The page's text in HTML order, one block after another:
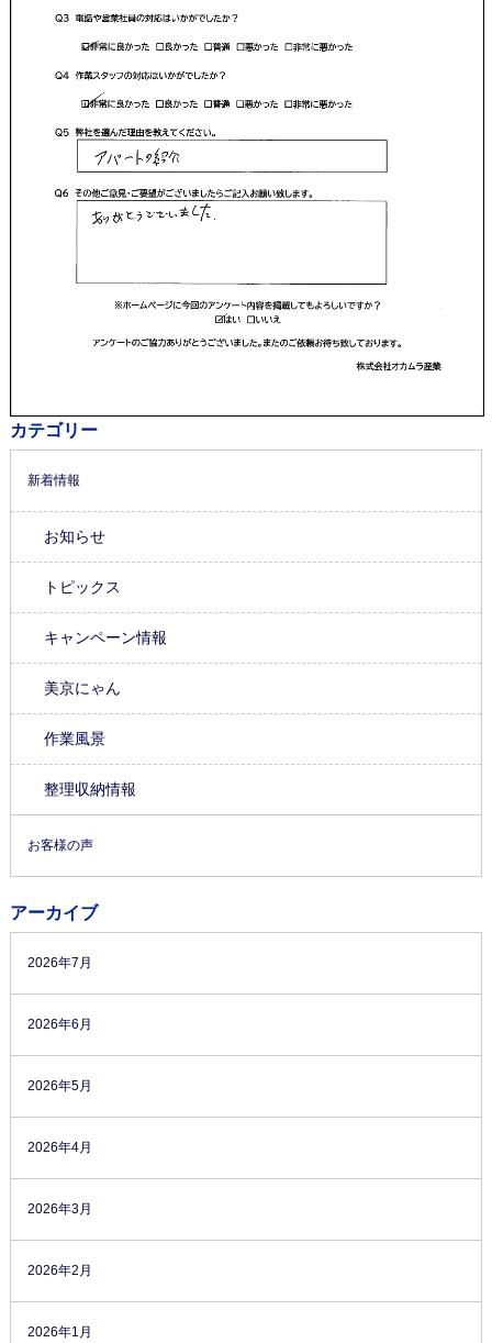
カテゴリー
新着情報
お知らせ
トピックス
キャンペーン情報
美京にゃん
作業風景
整理収納情報
お客様の声
アーカイブ
2026年7月
2026年6月
2026年5月
2026年4月
2026年3月
2026年2月
2026年1月